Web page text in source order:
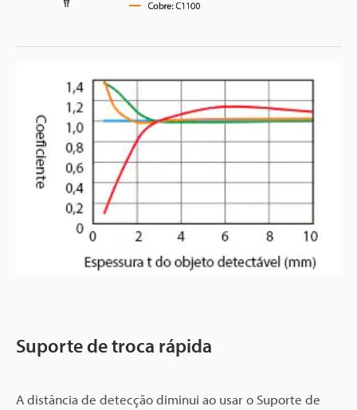
Suporte de troca rápida
A distância de detecção diminui ao usar o Suporte de